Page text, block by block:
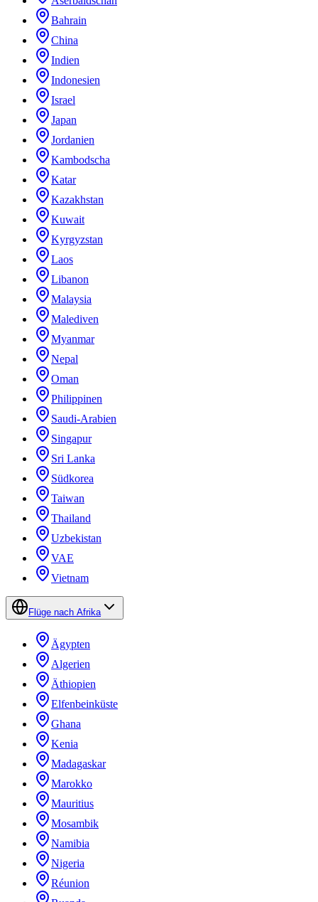
Bahrain
China
Indien
Indonesien
Israel
Japan
Jordanien
Kambodscha
Katar
Kazakhstan
Kuwait
Kyrgyzstan
Laos
Libanon
Malaysia
Malediven
Myanmar
Nepal
Oman
Philippinen
Saudi-Arabien
Singapur
Sri Lanka
Südkorea
Taiwan
Thailand
Uzbekistan
VAE
Vietnam
Flüge nach Afrika
Ägypten
Algerien
Äthiopien
Elfenbeinküste
Ghana
Kenia
Madagaskar
Marokko
Mauritius
Mosambik
Namibia
Nigeria
Réunion